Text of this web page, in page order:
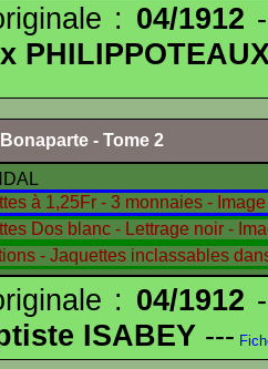
: 04/1912
- Tome 2
: 04/1912
ISABEY ---